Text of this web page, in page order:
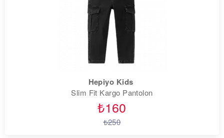
Hepiyo Kids
Slim Fit Kargo Pantolon
₺160
₺250